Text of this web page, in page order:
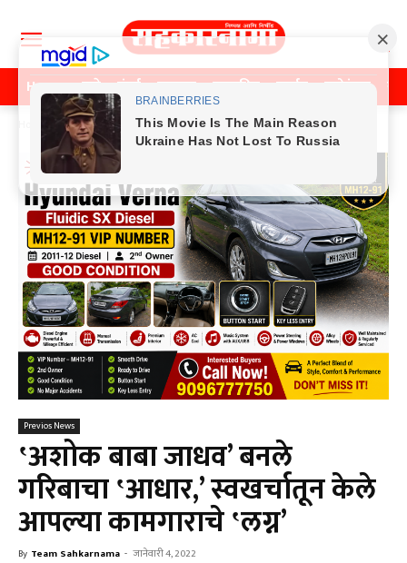
Home पुणे मुंबई महाराष्ट्र राजकीय क्राईम मनोरंजन
Previos News
Previos News
‛अशोक बाबा जाधव’ बनले
गरिबाचा ‛आधार,’ स्वखर्चातून केले
आपल्या कामगाराचे ‛लग्न’
By Team Sahkarnama - जानेवारी 4, 2022